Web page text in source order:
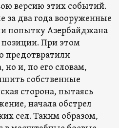
версию этих событий.
за два года вооруженные
попытку Азербайджана
При этом
предотвратили
но и, по его словам,
собственные
сторона, пытаясь
начала обстрел
сел. Таким образом,